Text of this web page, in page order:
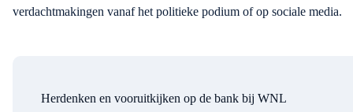
verdachtmakingen vanaf het politieke podium ofop sociale media.
Herdenken en vooruitkijken op de bank bij WNL